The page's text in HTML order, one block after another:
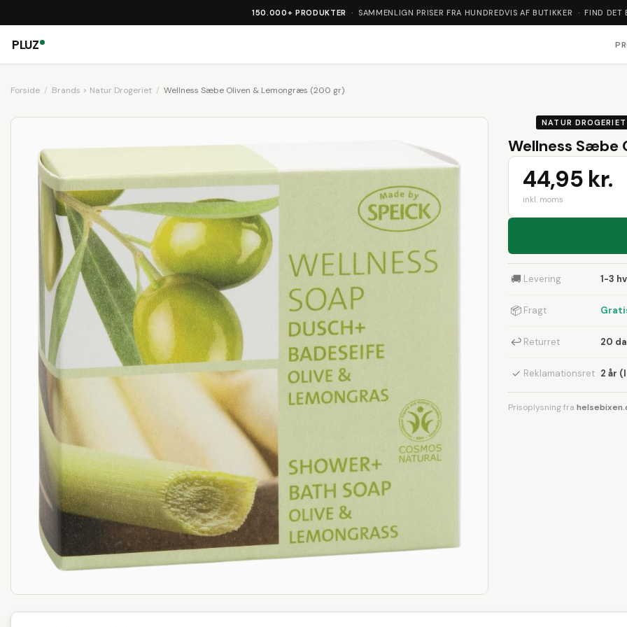
150.000+ PRODUKTER · SAMMENLIGN PRISER FRA HUNDREDVIS AF BUTIKKER · FIND DET
PLUZ
Forside Brands > Natur Drogeriet Wellness Sæbe Oliven & Lemongræs (200 gr)
NATUR DROGERIET
Wellness Sæbe
44,95 kr.
inkl. moms
🚚 Levering 1-3
📦 Fragt
↩ Returret 20
✓ Reklamationsret 2 år
Prisoplysning fra